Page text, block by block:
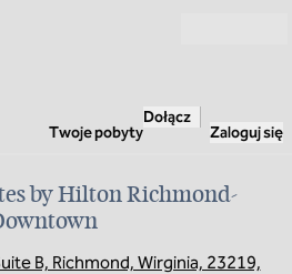
Twoje pobyty
Dołącz
Zaloguj się
by Hilton Richmond-
B, Richmond, Wirginia, 23219,